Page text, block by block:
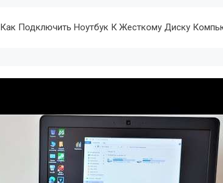
Как Подключить Ноутбук К Жесткому Диску